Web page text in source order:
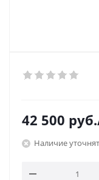
42 500 руб.
Наличие